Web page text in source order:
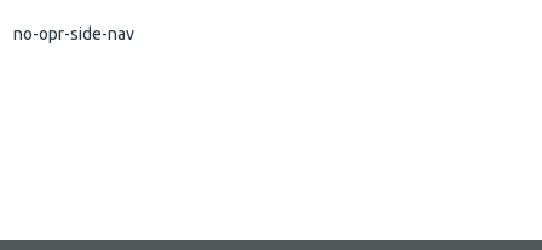
no-opr-side-nav